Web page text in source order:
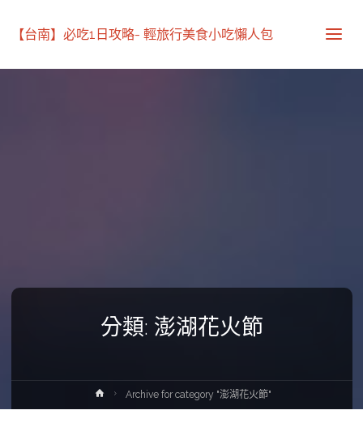
【台南】必吃1日攻略- 輕旅行美食小吃懶人包
分類: 澎湖花火節
HomeArchive for category "澎湖花火節"